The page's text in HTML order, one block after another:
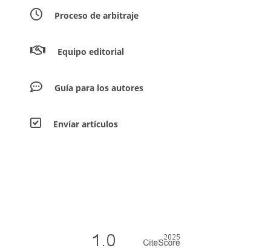
Proceso de arbitraje
Equipo editorial
Guía para los autores
Envíar artículos